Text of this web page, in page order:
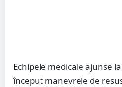
Echipele medicale ajunse
început manevrele de